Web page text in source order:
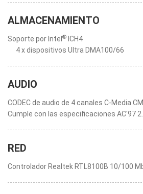
ALMACENAMIENTO
Soporte por Intel ® ICH4
4 x dispositivos Ultra DMA100/66
AUDIO
CODEC de audio de 4 canales C-Media
Cumple con las especificaciones AC'97
RED
Controlador Realtek RTL8100B 10/100